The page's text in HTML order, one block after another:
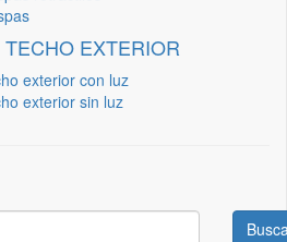
EXTERIOR
exterior con luz
exterior sin luz